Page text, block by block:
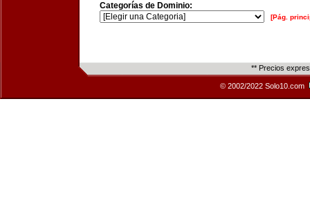
Categorías de Dominio:
[Pág.
** Precios
© 2002/2022 Solo10.com